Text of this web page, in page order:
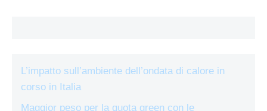
L’impatto sull’ambiente dell’ondata di calore in
corso in Italia
Maggior peso per la quota green con le